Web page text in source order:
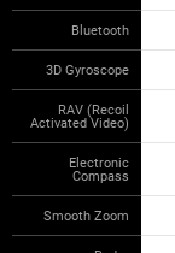
Bluetooth
3D Gyroscope
RAV (Recoil
Activated Video)
Electronic
Compass
Smooth Zoom